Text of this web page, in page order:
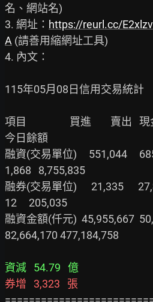
名、網站名)
3. 網址： https://reurl.cc/E2xlzv
A (請善用縮網址工具)
4. 內文：
115年05月08日信用交易統計
項目                  買進        賣出
今日餘額
融資(交易單位)     551,044
1,868   8,755,835
融券(交易單位)      21,335
12     205,035
融資金額(仟元)  45,955,667
82,664,170 477,184,758
資減   54.79   億
券增   3,323   張